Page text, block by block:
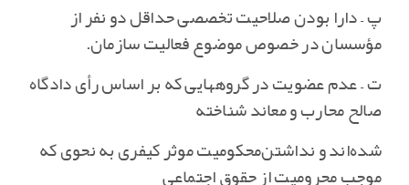
پ – دارا بودن صلاحیت تخصصی حداقل دو نفر از
مؤسسان در خصوص موضوع فعالیت سازمان‌.
ت – عدم عضویت در گروههایی که بر اساس رأی دادگاه
صالح محارب و معاند شناخته
شده‌اند و نداشتن‌محکومیت موثر کیفری به نحوی که
موجب محرومیت از حقوق اجتماعی